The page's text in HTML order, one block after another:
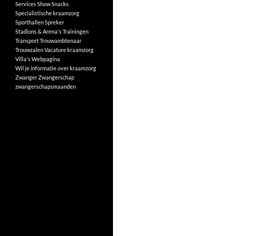
ServicesShowSnacks
Specialistische kraamzorg
SporthallenSpreker
Stadions & Arena'sTrainingen
TransportTrouwambtenaar
TrouwzalenVacature kraamzorg
Villa'sWebpagina
Wil je informatie over kraamzorg
ZwangerZwangerschap
zwangerschapsmaanden